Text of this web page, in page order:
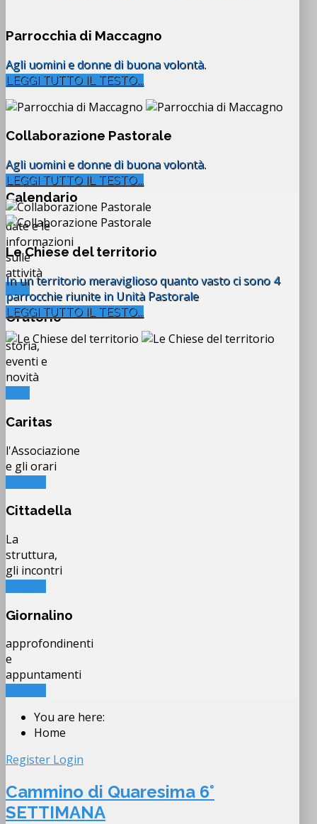
Parrocchia di Maccagno
Agli uomini e donne di buona volontà.
LEGGI TUTTO IL TESTO...
Collaborazione Pastorale
Agli uomini e donne di buona volontà.
LEGGI TUTTO IL TESTO...
Le Chiese del territorio
In un territorio meraviglioso quanto vasto ci sono 4
parrocchie riunite in Unità Pastorale
LEGGI TUTTO IL TESTO...
Calendario
date e le
informazioni
sulle
attività
VAI...
Oratorio
storia,
eventi e
novità
Caritas
l'Associazione
e gli orari
Cittadella
La
struttura,
gli incontri
Giornalino
approfondinenti
e
appuntamenti
You are here:
Home
Register Login
Cammino di Quaresima 6°
SETTIMANA